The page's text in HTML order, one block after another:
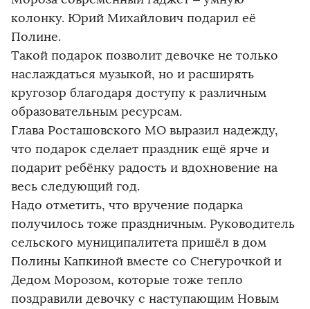
колонку. Юрий Михайлович подарил её
Полине.
Такой подарок позволит девочке не только
наслаждаться музыкой, но и расширять
кругозор благодаря доступу к различным
образовательным ресурсам.
Глава Росташовского МО выразил надежду,
что подарок сделает праздник ещё ярче и
подарит ребёнку радость и вдохновение на
весь следующий год.
Надо отметить, что вручение подарка
получилось тоже праздничным. Руководитель
сельского муниципалитета пришёл в дом
Полины Капкиной вместе со Снегурочкой и
Дедом Морозом, которые тоже тепло
поздравили девочку с наступающим Новым